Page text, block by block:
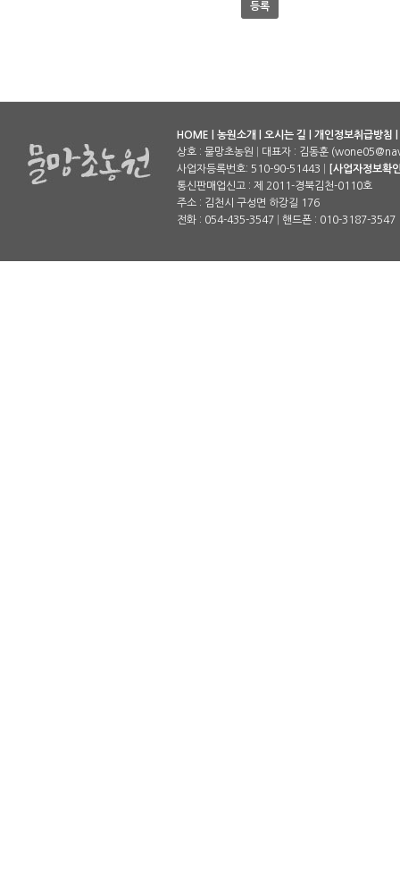
등록
HOME 농원소개 오시는 길 개인정보취급방침
상호 : 물망초농원
대표자 : 김동훈
사업자등록번호: 510-90-51443
[사업자정보확
통신판매업신고 : 제 2011-경북김천-0110호
주소 : 김천시 구성면 하강길 176
전화 : 054-435-3547
핸드폰 : 010-3187-3547